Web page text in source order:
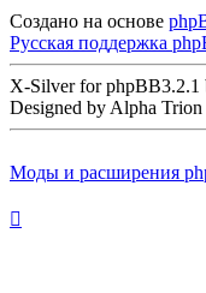
Создано на основе
Русская поддержка
X-Silver for
Designed by Alpha
Моды и расширения